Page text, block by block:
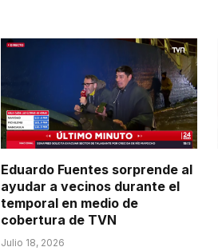
Eduardo Fuentes sorprende al
ayudar a vecinos durante el
temporal en medio de
cobertura de TVN
Julio 18, 2026